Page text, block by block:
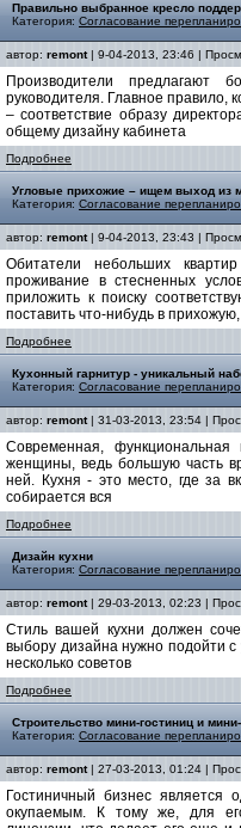
Правильно выбранное кресло
Категория: Согласование
автор: remont| 9-04-2013, 23:46 |
Производители предлагают
руководителя. Главное правило,
– соответствие образу
общему дизайну кабинета
Подробнее
Угловые прихожие – ищем выход из
Категория: Согласование
автор: remont| 9-04-2013, 23:43 |
Обитатели небольших
проживание в стесненных
приложить к поиску
поставить что-нибудь в
Подробнее
Кухонный гарнитур - уникальный
Категория: Согласование
автор: remont| 31-03-2013, 23:54 |
Современная,
женщины, ведь большую часть
ней. Кухня - это место, где за
собирается вся
Подробнее
Дизайн кухни
Категория: Согласование
автор: remont| 29-03-2013, 02:23 |
Стиль вашей кухни должен
выбору дизайна нужно подойти
несколько советов
Подробнее
Строительство мини-гостиниц и
Категория: Согласование
автор: remont| 27-03-2013, 01:24 |
Гостиничный бизнес является
окупаемым. К тому же, для